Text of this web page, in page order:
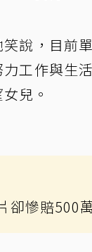
說，目前
工作與生
兒。
卻慘賠500